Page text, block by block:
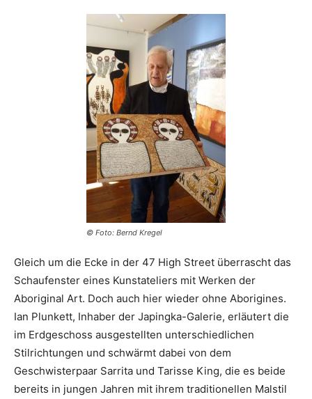
© Foto: Bernd Kregel
Gleich um die Ecke in der 47 High Street überrascht das
Schaufenster eines Kunstateliers mit Werken der
Aboriginal Art. Doch auch hier wieder ohne Aborigines.
Ian Plunkett, Inhaber der Japingka-Galerie, erläutert die
im Erdgeschoss ausgestellten unterschiedlichen
Stilrichtungen und schwärmt dabei von dem
Geschwisterpaar Sarrita und Tarisse King, die es beide
bereits in jungen Jahren mit ihrem traditionellen Malstil